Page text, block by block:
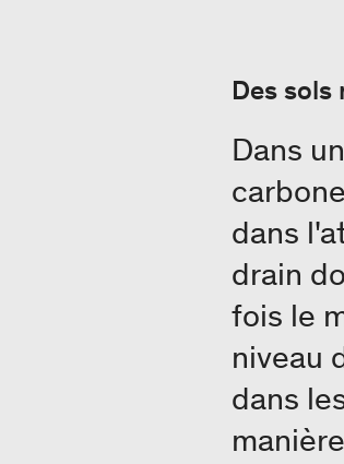
Des
Dans
dans
drain
fois le
niveau
dans